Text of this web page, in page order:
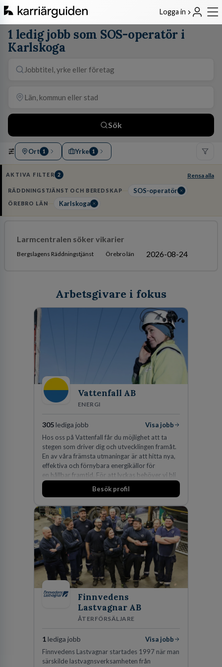
Logga in
1 ledig jobb som SOS-operatör i
Karlskoga
Sök
Ort 1 Yrke 1
AKTIVA FILTER 2 Rensa alla
RÄDDNINGSTJÄNST OCH BEREDSKAP SOS-operatör
ÖREBRO LÄN Karlskoga
Larmcentralen söker vikarier
Bergslagens Räddningstjänst Örebro län 2026-08-24
Arbetsgivare i fokus
Vattenfall AB
ENERGI
305lediga jobb
Visa jobb
Hos oss på Vattenfall får du möjlighet att ta
stegen som driver dig och utvecklingen framåt.
En av våra främsta utmaningar är att hitta nya,
effektiva och förnybara energikällor för
en hållbar framtid. För att lyckas behöver vi bli
fler medarbetare som vill göra skillnad.
Besök profil
Finnvedens
Lastvagnar AB
ÅTERFÖRSÄLJARE
1lediga jobb
Visa jobb
Finnvedens Lastvagnar startades 1997 när man
särskilde lastvagnsverksamheten från